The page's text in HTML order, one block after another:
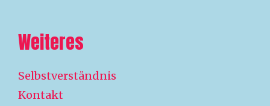
Weiteres
Selbstverständnis
Kontakt